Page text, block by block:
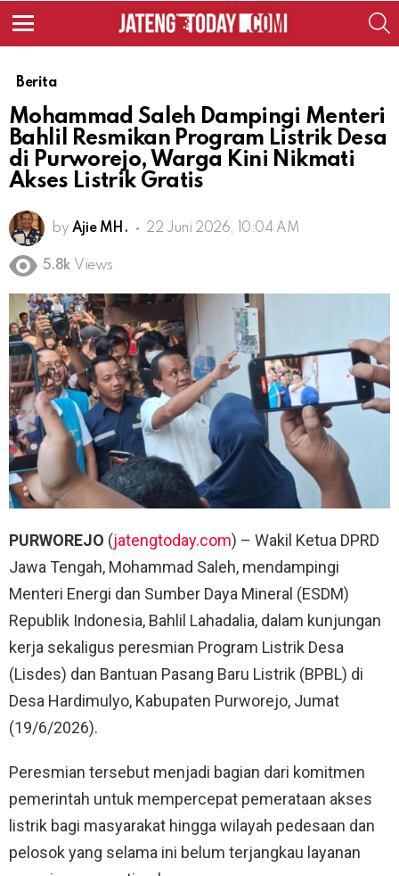
Berita
Mohammad Saleh Dampingi Menteri
Bahlil Resmikan Program Listrik Desa
di Purworejo, Warga Kini Nikmati
Akses Listrik Gratis
by Ajie MH. 22 Juni 2026, 10:04 AM
5.8k Views
PURWOREJO (jatengtoday.com) – Wakil Ketua DPRD
Jawa Tengah, Mohammad Saleh, mendampingi
Menteri Energi dan Sumber Daya Mineral (ESDM)
Republik Indonesia, Bahlil Lahadalia, dalam kunjungan
kerja sekaligus peresmian Program Listrik Desa
(Lisdes) dan Bantuan Pasang Baru Listrik (BPBL) di
Desa Hardimulyo, Kabupaten Purworejo, Jumat
(19/6/2026).
Peresmian tersebut menjadi bagian dari komitmen
pemerintah untuk mempercepat pemerataan akses
listrik bagi masyarakat hingga wilayah pedesaan dan
pelosok yang selama ini belum terjangkau layanan